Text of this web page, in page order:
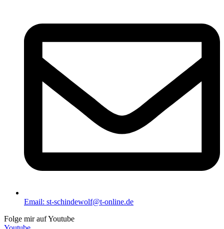
Email: st-schindewolf@t-online.de
Folge mir auf Youtube